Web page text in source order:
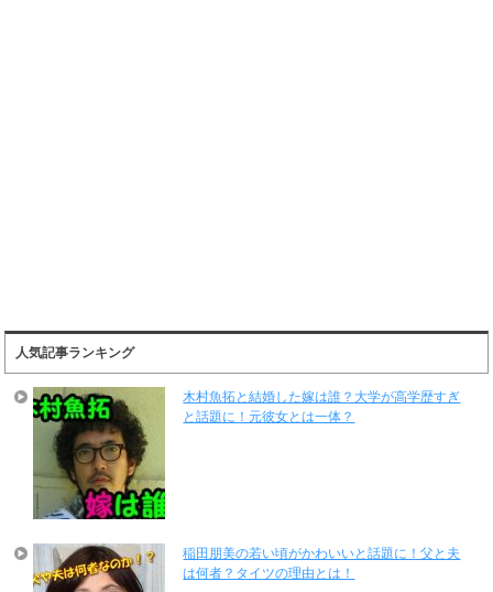
人気記事ランキング
木村魚拓と結婚した嫁は誰？大学が高学歴すぎ
と話題に！元彼女とは一体？
稲田朋美の若い頃がかわいいと話題に！父と夫
は何者？タイツの理由とは！